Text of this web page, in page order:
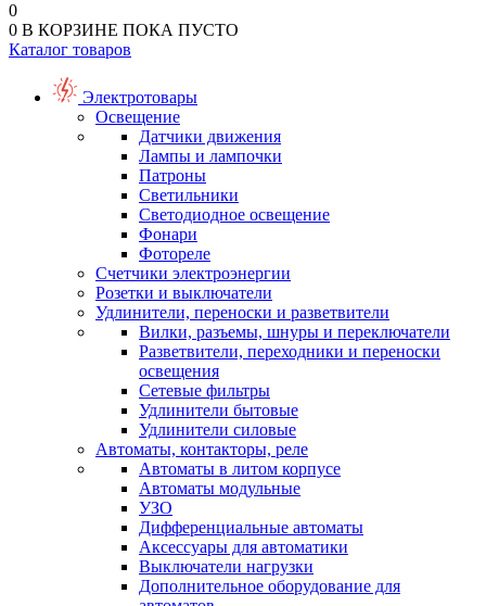
0
0 В КОРЗИНЕ ПОКА ПУСТО
Каталог товаров
Электротовары
Освещение
Датчики движения
Лампы и лампочки
Патроны
Светильники
Светодиодное освещение
Фонари
Фотореле
Счетчики электроэнергии
Розетки и выключатели
Удлинители, переноски и разветвители
Вилки, разъемы, шнуры и переключатели
Разветвители, переходники и переноски
освещения
Сетевые фильтры
Удлинители бытовые
Удлинители силовые
Автоматы, контакторы, реле
Автоматы в литом корпусе
Автоматы модульные
УЗО
Дифференциальные автоматы
Аксессуары для автоматики
Выключатели нагрузки
Дополнительное оборудование для